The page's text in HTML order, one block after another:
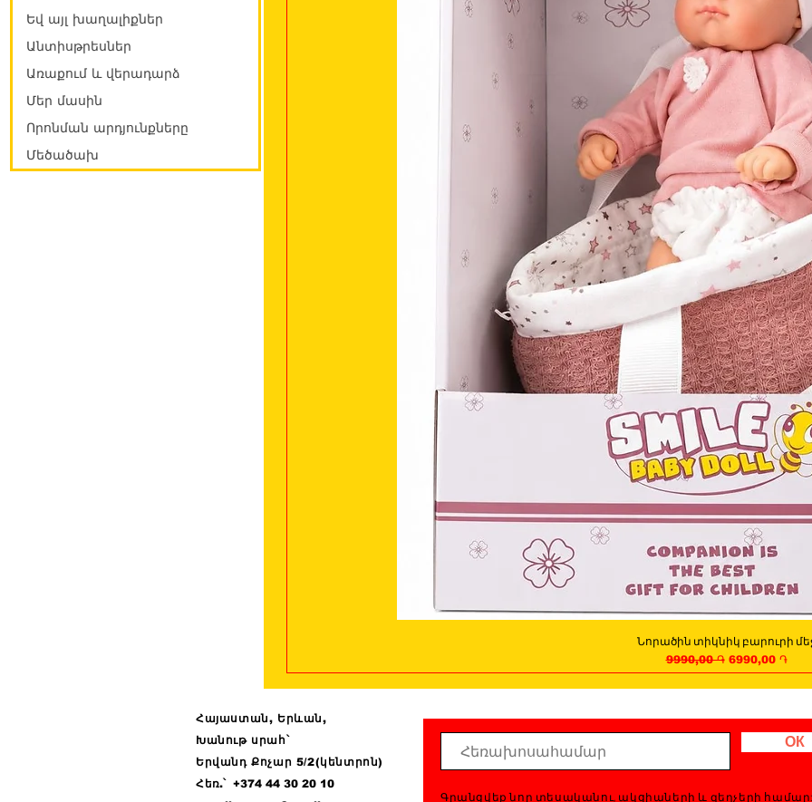
Quick View
Նորածին տիկնիկ բարուրի
Regular Price
9990,00 ֏ Sale Price
6990,00 ֏
Եվ այլ խաղալիքներ
Անտիսթրեսներ
Առաքում և վերադարձ
Մեր մասին
Որոնման արդյունքները
Մեծածախ
Հայաստան, Երևան,
Խանութ սրահ՝
Երվանդ Քոչար 5/2(կենտրոն)
Հեռ.՝ +374 4430 20 10
ОК
Գրանցվեք նոր տեսականու, ակցիաների և զեղչերի